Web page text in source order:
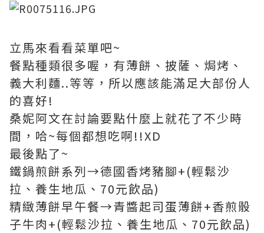
立馬來看看菜單吧~
餐點種類很多喔，有薄餅、披薩、焗烤、
義大利麵..等等，所以應該能滿足大部份人
的喜好!
桑妮阿文在討論要點什麼上就花了不少時
間，哈~每個都想吃啊!!XD
最後點了~
鐵鍋煎餅系列→德國香烤豬腳+(輕鬆沙
拉、養生地瓜、70元飲品)
精緻薄餅早午餐→青醬起司蛋薄餅+香煎骰
子牛肉+(輕鬆沙拉、養生地瓜、70元飲品)